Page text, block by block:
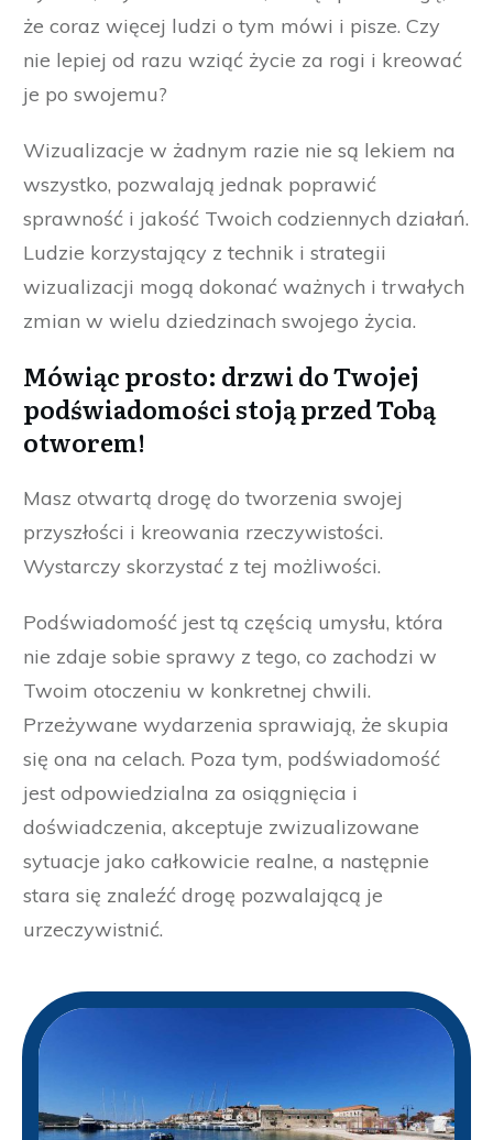
że coraz więcej ludzi o tym mówi i pisze. Czy
nie lepiej od razu wziąć życie za rogi i kreować
je po swojemu?
Wizualizacje w żadnym razie nie są lekiem na
wszystko, pozwalają jednak poprawić
sprawność i jakość Twoich codziennych działań.
Ludzie korzystający z technik i strategii
wizualizacji mogą dokonać ważnych i trwałych
zmian w wielu dziedzinach swojego życia.
Mówiąc prosto: drzwi do Twojej
podświadomości stoją przed Tobą
otworem!
Masz otwartą drogę do tworzenia swojej
przyszłości i kreowania rzeczywistości.
Wystarczy skorzystać z tej możliwości.
Podświadomość jest tą częścią umysłu, która
nie zdaje sobie sprawy z tego, co zachodzi w
Twoim otoczeniu w konkretnej chwili.
Przeżywane wydarzenia sprawiają, że skupia
się ona na celach. Poza tym, podświadomość
jest odpowiedzialna za osiągnięcia i
doświadczenia, akceptuje zwizualizowane
sytuacje jako całkowicie realne, a następnie
stara się znaleźć drogę pozwalającą je
urzeczywistnić.